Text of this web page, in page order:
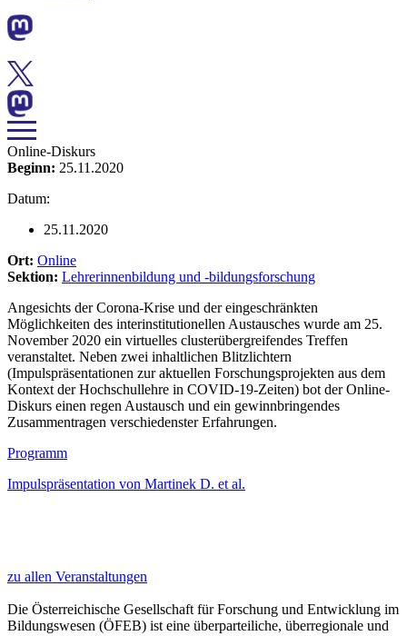
Online-Diskurs
Beginn: 25.11.2020
Datum:
25.11.2020
Ort: Online
Sektion: Lehrerinnenbildung und -bildungsforschung
Angesichts der Corona-Krise und der eingeschränkten
Möglichkeiten des interinstitutionellen Austausches wurde am 25.
November 2020 ein virtuelles clusterübergreifendes Treffen
veranstaltet. Neben zwei inhaltlichen Blitzlichtern
(Impulspräsentationen zur aktuellen Forschungsprojekten aus dem
Kontext der Hochschullehre in COVID-19-Zeiten) bot der Online-
Diskurs einen regen Austausch und ein gewinnbringendes
Zusammentragen verschiedenster Erfahrungen.
Programm
Impulspräsentation von Martinek D. et al.
zu allen Veranstaltungen
Die Österreichische Gesellschaft für Forschung und Entwicklung im
Bildungswesen (ÖFEB) ist eine überparteiliche, überregionale und